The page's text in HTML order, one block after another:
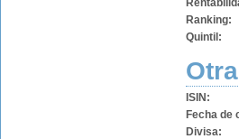
Ranking:
Quintil:
ISIN:
Fecha de
Divisa: